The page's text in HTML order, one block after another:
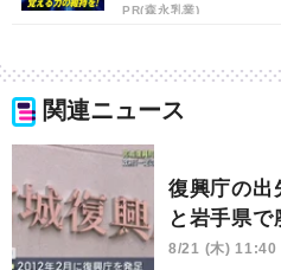
PR(森永乳業)
関連ニュース
復興庁の
と岩手県で
8/21 (木) 11:40